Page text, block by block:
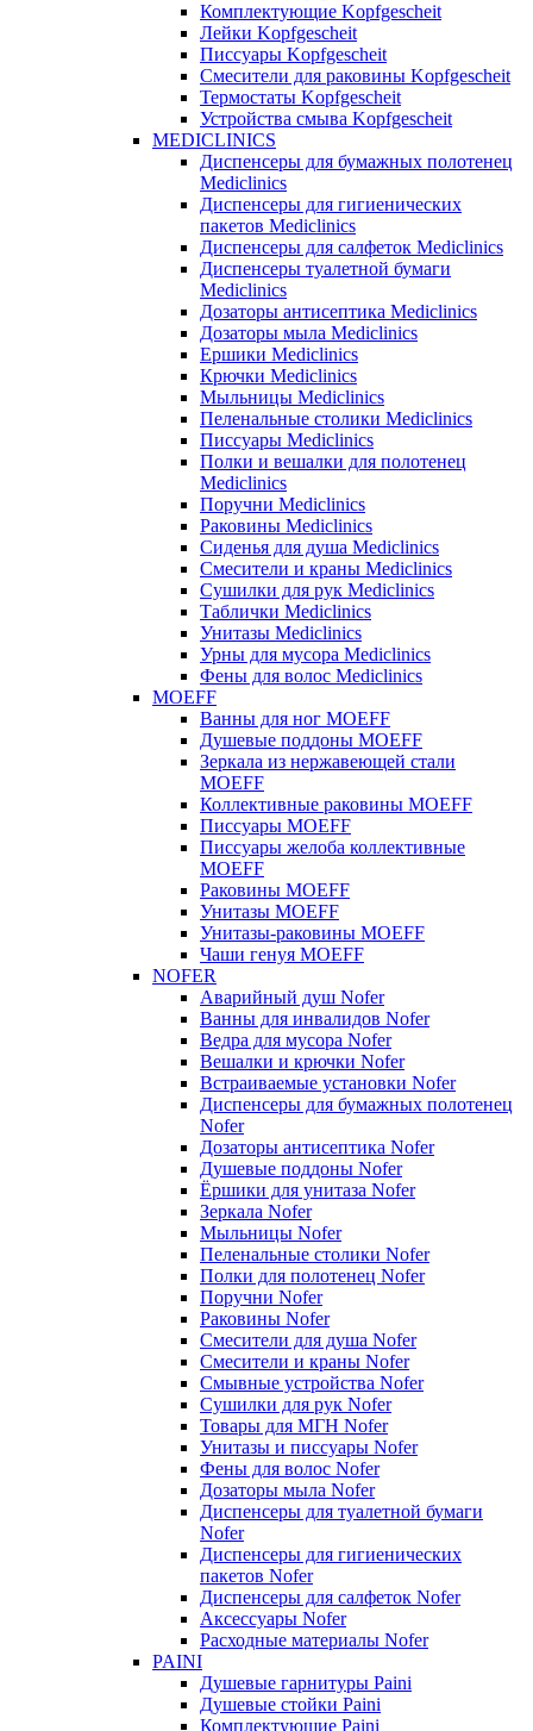
Комплектующие Kopfgescheit
Лейки Kopfgescheit
Писсуары Kopfgescheit
Смесители для раковины Kopfgescheit
Термостаты Kopfgescheit
Устройства смыва Kopfgescheit
MEDICLINICS
Диспенсеры для бумажных полотенец
Mediclinics
Диспенсеры для гигиенических
пакетов Mediclinics
Диспенсеры для салфеток Mediclinics
Диспенсеры туалетной бумаги
Mediclinics
Дозаторы антисептика Mediclinics
Дозаторы мыла Mediclinics
Ершики Mediclinics
Крючки Mediclinics
Мыльницы Mediclinics
Пеленальные столики Mediclinics
Писсуары Mediclinics
Полки и вешалки для полотенец
Mediclinics
Поручни Mediclinics
Раковины Mediclinics
Сиденья для душа Mediclinics
Смесители и краны Mediclinics
Сушилки для рук Mediclinics
Таблички Mediclinics
Унитазы Mediclinics
Урны для мусора Mediclinics
Фены для волос Mediclinics
MOEFF
Ванны для ног MOEFF
Душевые поддоны MOEFF
Зеркала из нержавеющей стали
MOEFF
Коллективные раковины MOEFF
Писсуары MOEFF
Писсуары желоба коллективные
MOEFF
Раковины MOEFF
Унитазы MOEFF
Унитазы-раковины MOEFF
Чаши генуя MOEFF
NOFER
Аварийный душ Nofer
Ванны для инвалидов Nofer
Ведра для мусора Nofer
Вешалки и крючки Nofer
Встраиваемые установки Nofer
Диспенсеры для бумажных полотенец
Nofer
Дозаторы антисептика Nofer
Душевые поддоны Nofer
Ёршики для унитаза Nofer
Зеркала Nofer
Мыльницы Nofer
Пеленальные столики Nofer
Полки для полотенец Nofer
Поручни Nofer
Раковины Nofer
Смесители для душа Nofer
Смесители и краны Nofer
Смывные устройства Nofer
Сушилки для рук Nofer
Товары для МГН Nofer
Унитазы и писсуары Nofer
Фены для волос Nofer
Дозаторы мыла Nofer
Диспенсеры для туалетной бумаги
Nofer
Диспенсеры для гигиенических
пакетов Nofer
Диспенсеры для салфеток Nofer
Аксессуары Nofer
Расходные материалы Nofer
PAINI
Душевые гарнитуры Paini
Душевые стойки Paini
Комплектующие Paini